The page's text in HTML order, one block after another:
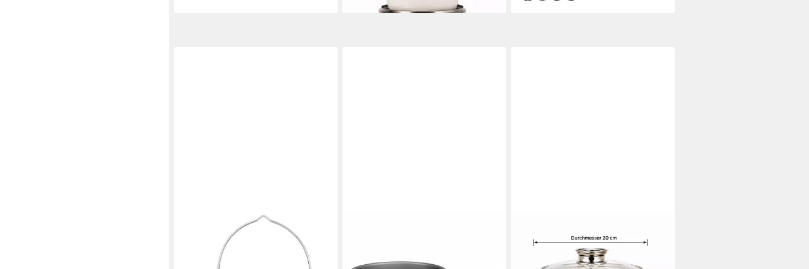
Kochen., 12-tlg)
Kochtopf Campingtopf Outdoortopf
Kochgeschirr, Aluminium (Spar-Set,
1-tlg., Ø 19,6 cm leicht), mit Deckel,
(Spar-Set, 1-tlg., 17 x 9 cm leicht),
Topf-Set Wunderschöne, große
beigefarbene Töpfe, erhältlich in 4
Größen, Keramik, Aluminium,